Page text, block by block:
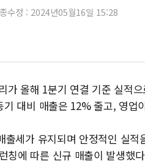
李대통
'호우 특보
오세훈 "
충북 주
10월 보완
한상협,
수정 : 2024년05월16일 15:28
가 올해 1분기 연결 기준 실적
대비 매출은 12% 줄고, 영업
세가 유지되며 안정적인 실
칭에 따른 신규 매출이 발생했